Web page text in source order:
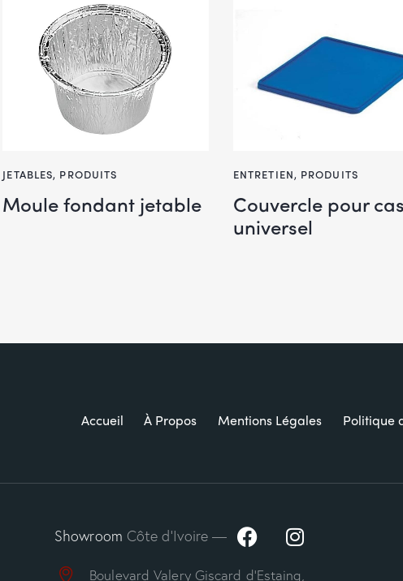
JETABLES, PRODUITS
Moule fondant jetable
ENTRETIEN, PRODUITS
Couvercle pour
universel
Accueil À Propos Mentions Légales Politique
Showroom Côte d’Ivoire —
Boulevard Valery Giscard d’Estaing,